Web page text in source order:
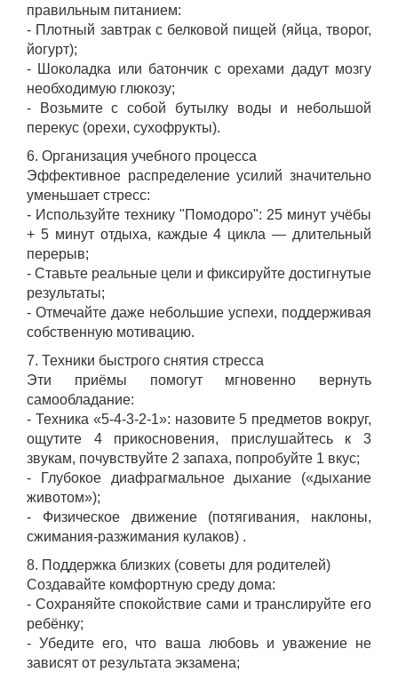
правильным питанием:
- Плотный завтрак с белковой пищей (яйца, творог,
йогурт);
- Шоколадка или батончик с орехами дадут мозгу
необходимую глюкозу;
- Возьмите с собой бутылку воды и небольшой
перекус (орехи, сухофрукты).
6. Организация учебного процесса
Эффективное распределение усилий значительно
уменьшает стресс:
- Используйте технику "Помодоро": 25 минут учёбы
+ 5 минут отдыха, каждые 4 цикла — длительный
перерыв;
- Ставьте реальные цели и фиксируйте достигнутые
результаты;
- Отмечайте даже небольшие успехи, поддерживая
собственную мотивацию.
7. Техники быстрого снятия стресса
Эти приёмы помогут мгновенно вернуть
самообладание:
- Техника «5-4-3-2-1»: назовите 5 предметов вокруг,
ощутите 4 прикосновения, прислушайтесь к 3
звукам, почувствуйте 2 запаха, попробуйте 1 вкус;
- Глубокое диафрагмальное дыхание («дыхание
животом»);
- Физическое движение (потягивания, наклоны,
сжимания-разжимания кулаков) .
8. Поддержка близких (советы для родителей)
Создавайте комфортную среду дома:
- Сохраняйте спокойствие сами и транслируйте его
ребёнку;
- Убедите его, что ваша любовь и уважение не
зависят от результата экзамена;